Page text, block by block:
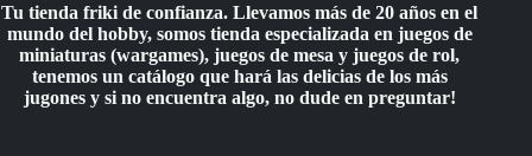
Tu tienda friki de confianza. Llevamos más de 20 años en el
mundo del hobby, somos tienda especializada en juegos de
miniaturas (wargames), juegos de mesa y juegos de rol,
tenemos un catálogo que hará las delicias de los más
jugones y si no encuentra algo, no dude en preguntar!